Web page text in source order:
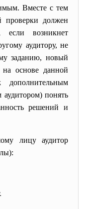
Вместе с тем
проверки должен
возникнет
аудитору, не
заданию, новый
основе данной
понять
решений и
лицу аудитор